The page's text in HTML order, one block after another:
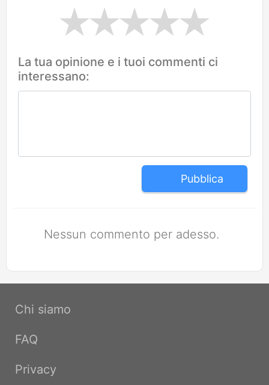
La tua opinione e i tuoi commenti ci
interessano:
Pubblica
Nessun commento per adesso.
Chi siamo
FAQ
Privacy